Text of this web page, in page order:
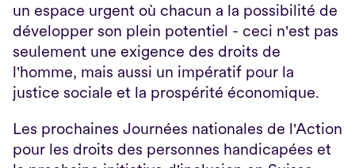
un espace urgent où chacun a la possibilité de
développer son plein potentiel - ceci n'est pas
seulement une exigence des droits de
l'homme, mais aussi un impératif pour la
justice sociale et la prospérité économique.
Les prochaines Journées nationales de l'Action
pour les droits des personnes handicapées et